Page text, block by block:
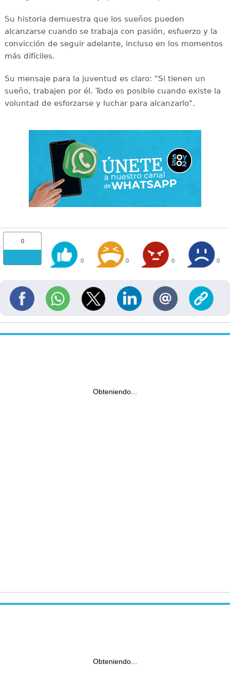
Su historia demuestra que los sueños pueden
alcanzarse cuando se trabaja con pasión, esfuerzo y la
convicción de seguir adelante, incluso en los momentos
más difíciles.
Su mensaje para la juventud es claro: "Si tienen un
sueño, trabajen por él. Todo es posible cuando existe la
voluntad de esforzarse y luchar para alcanzarlo".
0
0 0 0 0
Obteniendo...
Obteniendo...